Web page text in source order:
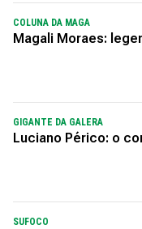
COLUNA DA MAGA
Magali Moraes:
GIGANTE DA GALERA
Luciano Périco: o
SUFOCO